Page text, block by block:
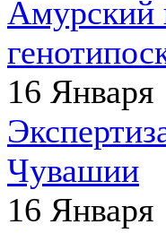
Амурский
16 Января
Чувашии
16 Января